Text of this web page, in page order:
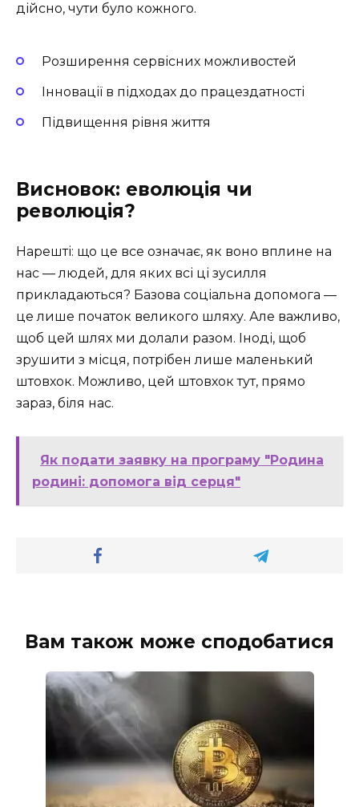
дійсно, чути було кожного.
Розширення сервісних можливостей
Інновації в підходах до працездатності
Підвищення рівня життя
Висновок: еволюція чи
революція?
Нарешті: що це все означає, як воно вплине на
нас — людей, для яких всі ці зусилля
прикладаються? Базова соціальна допомога —
це лише початок великого шляху. Але важливо,
щоб цей шлях ми долали разом. Іноді, щоб
зрушити з місця, потрібен лише маленький
штовхок. Можливо, цей штовхок тут, прямо
зараз, біля нас.
Як подати заявку на програму "Родина
родині: допомога від серця"
Вам також може сподобатися